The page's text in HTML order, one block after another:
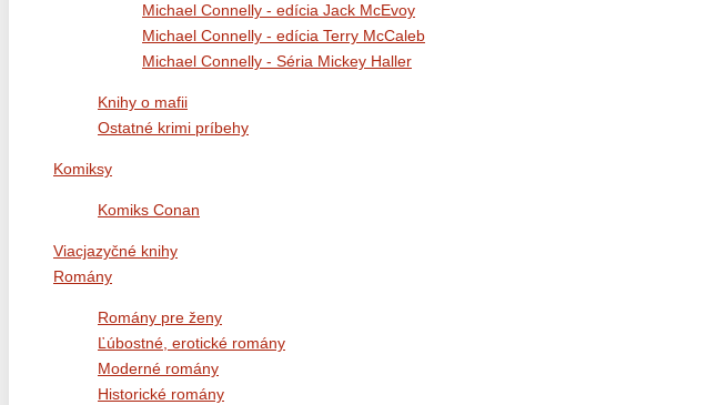
Michael Connelly - edícia Jack McEvoy
Michael Connelly - edícia Terry McCaleb
Michael Connelly - Séria Mickey Haller
Knihy o mafii
Ostatné krimi príbehy
Komiksy
Komiks Conan
Viacjazyčné knihy
Romány
Romány pre ženy
Ľúbostné, erotické romány
Moderné romány
Historické romány